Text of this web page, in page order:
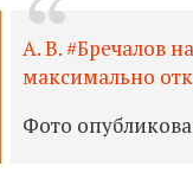
А. В. #Бречалов
максимально
Фото